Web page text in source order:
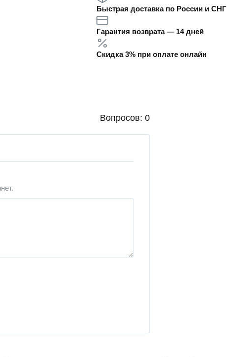
Быстрая доставка по России и СНГ
Гарантия возврата — 14 дней
Скидка 3% при оплате онлайн
Вопросов: 0